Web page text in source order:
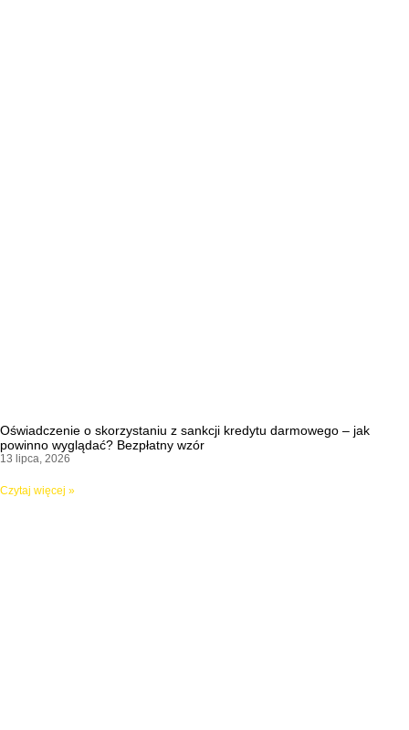
Oświadczenie o skorzystaniu z sankcji kredytu darmowego – jak
powinno wyglądać? Bezpłatny wzór
13 lipca, 2026
Czytaj więcej »